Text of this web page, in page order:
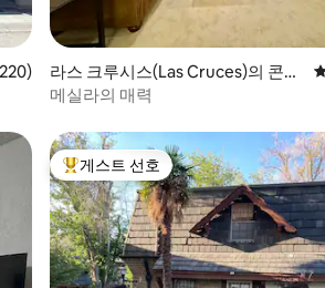
점(5점 만점), 후기 220개
라스 크루시스(Las Cruces)의 콘도
미니엄
메실라의 매력
상위 게스트 선호
게스트 선호